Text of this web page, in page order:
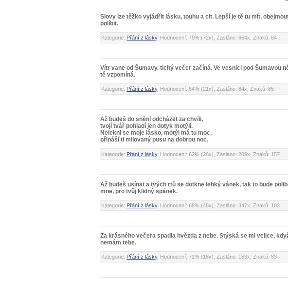
Slovy lze těžko vyjádřit lásku, touhu a cit. Lepší je tě tu mít,
políbit.
Kategorie: Přání z lásky, Hodnocení: 70% (72x), Zasláno: 664x, Znaků: 84
Vítr vane od Šumavy, tichý večer začíná. Ve vesnici pod Šumavou
tě vzpomíná.
Kategorie: Přání z lásky, Hodnocení: 64% (21x), Zasláno: 64x, Znaků: 85
Až budeš do snění odcházet za chvíli,
tvojí tvář pohladí jen dotyk motýlí.
Nelekni se moje lásko, motýl má tu moc,
přináší ti milovaný pusu na dobrou noc.
Kategorie: Přání z lásky, Hodnocení: 62% (26x), Zasláno: 209x, Znaků: 157
Až budeš usínat a tvých rtů se dotkne lehký vánek, tak to bude
mne, pro tvůj klidný spánek.
Kategorie: Přání z lásky, Hodnocení: 68% (48x), Zasláno: 347x, Znaků: 103
Za krásného večera spadla hvězda z nebe. Stýská se mi velice,
nemám tebe.
Kategorie: Přání z lásky, Hodnocení: 72% (16x), Zasláno: 153x, Znaků: 83